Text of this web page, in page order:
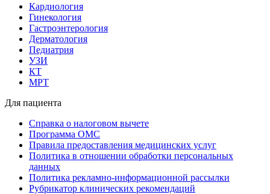
Кардиология
Гинекология
Гастроэнтерология
Дерматология
Педиатрия
УЗИ
КТ
МРТ
Для пациента
Справка о налоговом вычете
Программа ОМС
Правила предоставления медицинских услуг
Политика в отношении обработки персональных
данных
Политика рекламно-информационной рассылки
Рубрикатор клинических рекомендаций